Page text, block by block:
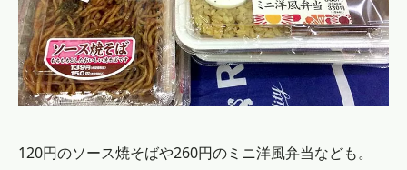
120円のソース焼そばや260円のミニ洋風弁当なども。